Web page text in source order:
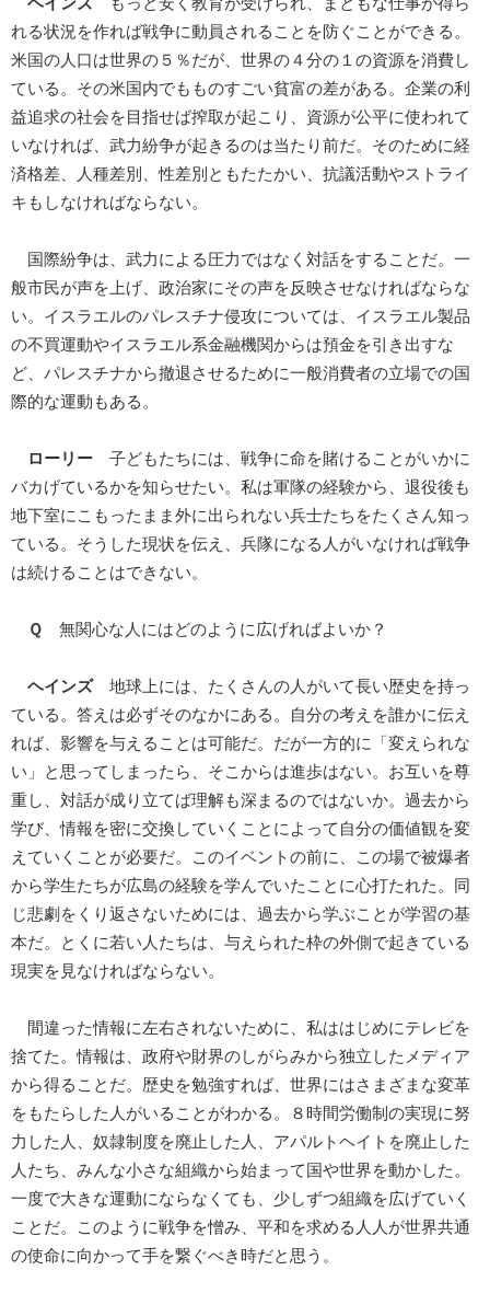
れる状況を作れば戦争に動員されることを防ぐことができる。
米国の人口は世界の５％だが、世界の４分の１の資源を消費し
ている。その米国内でもものすごい貧富の差がある。企業の利
益追求の社会を目指せば搾取が起こり、資源が公平に使われて
いなければ、武力紛争が起きるのは当たり前だ。そのために経
済格差、人種差別、性差別ともたたかい、抗議活動やストライ
キもしなければならない。
国際紛争は、武力による圧力ではなく対話をすることだ。一
般市民が声を上げ、政治家にその声を反映させなければならな
い。イスラエルのパレスチナ侵攻については、イスラエル製品
の不買運動やイスラエル系金融機関からは預金を引き出すな
ど、パレスチナから撤退させるために一般消費者の立場での国
際的な運動もある。
ローリー 子どもたちには、戦争に命を賭けることがいかに
バカげているかを知らせたい。私は軍隊の経験から、退役後も
地下室にこもったまま外に出られない兵士たちをたくさん知っ
ている。そうした現状を伝え、兵隊になる人がいなければ戦争
は続けることはできない。
Ｑ 無関心な人にはどのように広げればよいか？
ヘインズ地球上には、たくさんの人がいて長い歴史を持っ
ている。答えは必ずそのなかにある。自分の考えを誰かに伝え
れば、影響を与えることは可能だ。だが一方的に「変えられな
い」と思ってしまったら、そこからは進歩はない。お互いを尊
重し、対話が成り立てば理解も深まるのではないか。過去から
学び、情報を密に交換していくことによって自分の価値観を変
えていくことが必要だ。このイベントの前に、この場で被爆者
から学生たちが広島の経験を学んでいたことに心打たれた。同
じ悲劇をくり返さないためには、過去から学ぶことが学習の基
本だ。とくに若い人たちは、与えられた枠の外側で起きている
現実を見なければならない。
間違った情報に左右されないために、私ははじめにテレビを
捨てた。情報は、政府や財界のしがらみから独立したメディア
から得ることだ。歴史を勉強すれば、世界にはさまざまな変革
をもたらした人がいることがわかる。８時間労働制の実現に努
力した人、奴隷制度を廃止した人、アパルトヘイトを廃止した
人たち、みんな小さな組織から始まって国や世界を動かした。
一度で大きな運動にならなくても、少しずつ組織を広げていく
ことだ。このように戦争を憎み、平和を求める人人が世界共通
の使命に向かって手を繋ぐべき時だと思う。